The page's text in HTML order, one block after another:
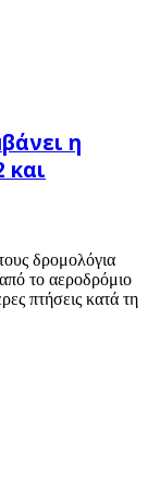
η
και
δρομολόγια
το αεροδρόμιο
πτήσεις κατά τη